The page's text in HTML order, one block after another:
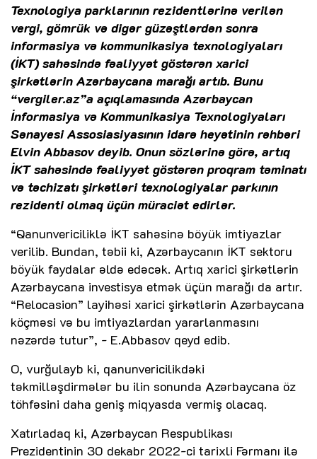
Texnologiya parklarının rezidentlərinə verilən
vergi, gömrük və digər güzəştlərdən sonra
informasiya və kommunikasiya texnologiyaları
(İKT) sahəsində fəaliyyət göstərən xarici
şirkətlərin Azərbaycana marağı artıb. Bunu
“vergiler.az”a açıqlamasında Azərbaycan
İnformasiya və Kommunikasiya Texnologiyaları
Sənayesi Assosiasiyasının idarə heyətinin rəhbəri
Elvin Abbasov deyib. Onun sözlərinə görə, artıq
İKT sahəsində fəaliyyət göstərən proqram təminatı
və təchizatı şirkətləri texnologiyalar parkının
rezidenti olmaq üçün müraciət edirlər.
“Qanunvericiliklə İKT sahəsinə böyük imtiyazlar
verilib. Bundan, təbii ki, Azərbaycanın İKT sektoru
böyük faydalar əldə edəcək. Artıq xarici şirkətlərin
Azərbaycana investisya etmək üçün marağı da artır.
“Relocasion” layihəsi xarici şirkətlərin Azərbaycana
köçməsi və bu imtiyazlardan yararlanmasını
nəzərdə tutur”, - E.Abbasov qeyd edib.
O, vurğulayb ki, qanunvericilikdəki
təkmilləşdirmələr bu ilin sonunda Azərbaycana öz
töhfəsini daha geniş miqyasda vermiş olacaq.
Xatırladaq ki, Azərbaycan Respublikası
Prezidentinin 30 dekabr 2022-ci tarixli Fərmanı ilə